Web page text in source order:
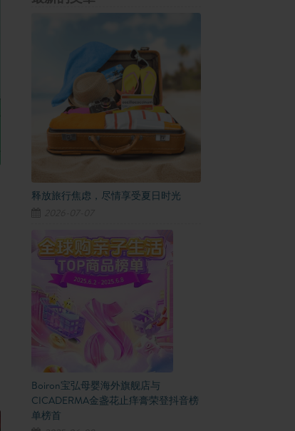
释放旅行焦虑，尽情享受夏日时光
Boiron宝弘母婴海外旗舰店与
CICADERMA金盏花止痒膏荣登抖音榜
单榜首